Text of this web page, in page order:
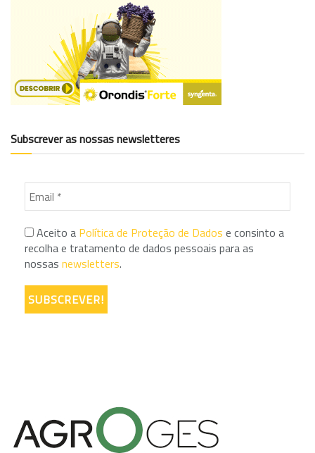
Subscrever as nossas newsletteres
Aceito a Política de Proteção de Dados e consinto a
recolha e tratamento de dados pessoais para as
nossas newsletters.